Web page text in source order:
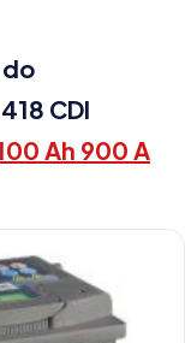
CDI
Ah 900 A